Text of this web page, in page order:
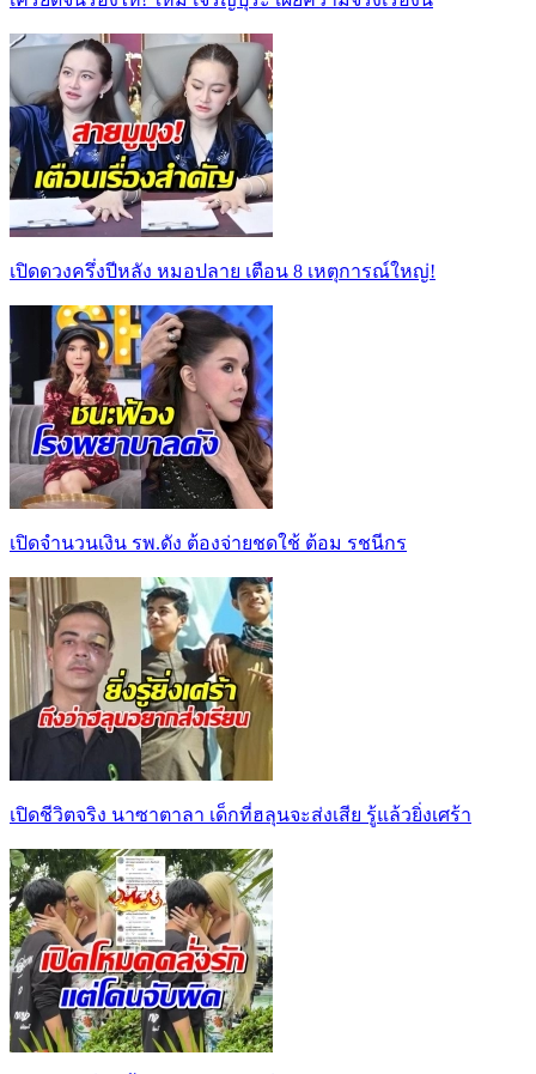
เปิดดวงครึ่งปีหลัง หมอปลาย เตือน 8 เหตุการณ์ใหญ่!
เปิดจำนวนเงิน รพ.ดัง ต้องจ่ายชดใช้ ต้อม รชนีกร
เปิดชีวิตจริง นาซาตาลา เด็กที่ฮลุนจะส่งเสีย รู้แล้วยิ่งเศร้า